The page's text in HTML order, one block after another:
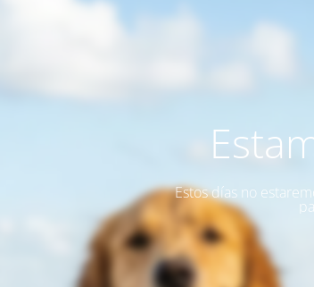
Estos días no